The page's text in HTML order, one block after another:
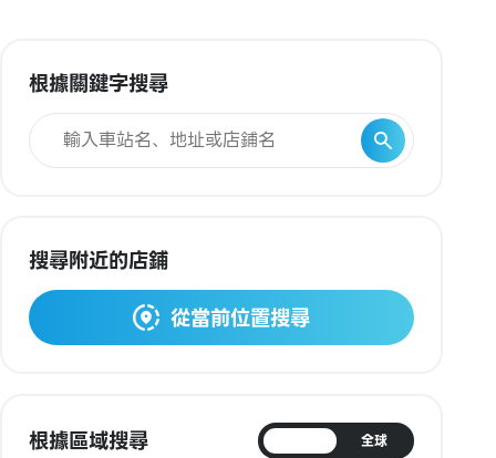
根據關鍵字搜尋
搜尋附近的店鋪
從當前位置搜尋
根據區域搜尋 全球